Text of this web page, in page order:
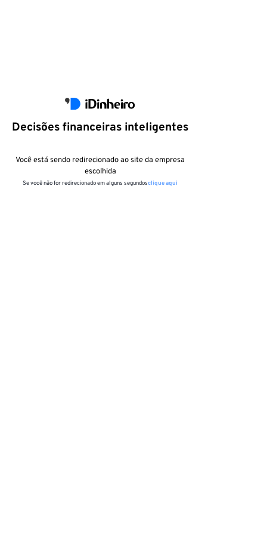
Decisões financeiras inteligentes
Você está sendo redirecionado ao site da empresa
escolhida
Se você não for redirecionado em alguns segundosclique aqui